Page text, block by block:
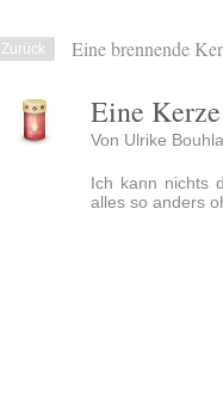
Zurück Eine brennende
Eine
Von Ulrike
Ich kann nichts
alles so anders